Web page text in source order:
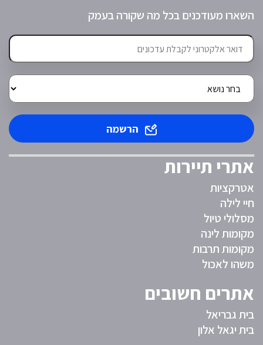
השארו מעודכנים בכל מה שקורה בעמק
הרשמה
אתרי תיירות
אטרקציות
חיי לילה
מסלולי טיול
מקומות לינה
מקומות תרבות
משהו לאכול
אתרים חשובים
בית גבריאל
בית יגאל אלון